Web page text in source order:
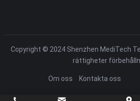
Copyright © 2024 Shenzhen MediTech
rättigheter
Om oss Kontakta oss